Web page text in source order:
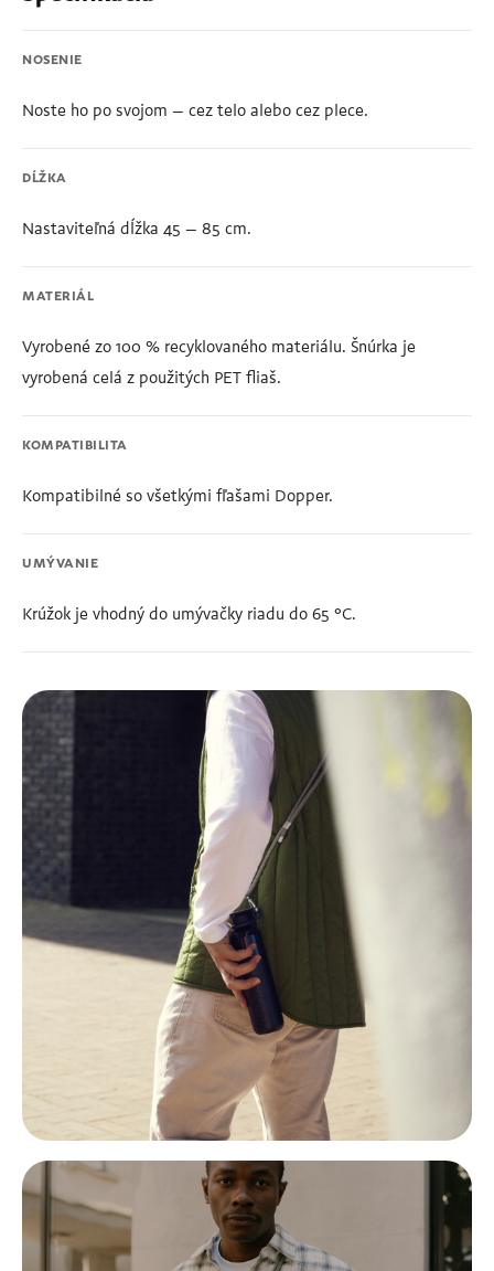
NOSENIE
Noste ho po svojom – cez telo alebo cez plece.
DĹŽKA
Nastaviteľná dĺžka 45 – 85 cm.
MATERIÁL
Vyrobené zo 100 % recyklovaného materiálu. Šnúrka je
vyrobená celá z použitých PET fliaš.
KOMPATIBILITA
Kompatibilné so všetkými fľašami Dopper.
UMÝVANIE
Krúžok je vhodný do umývačky riadu do 65 °C.